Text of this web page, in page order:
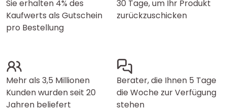
Sie erhalten 4% des
Kaufwerts als Gutschein
pro Bestellung
30 Tage, um Ihr Produkt
zurückzuschicken
Mehr als 3,5 Millionen
Kunden wurden seit 20
Jahren beliefert
Berater, die Ihnen 5 Tage
die Woche zur Verfügung
stehen